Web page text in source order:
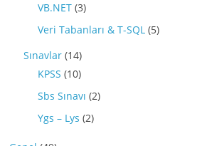
VB.NET (3)
Veri Tabanları & T-SQL (5)
Sınavlar (14)
KPSS (10)
Sbs Sınavı (2)
Ygs – Lys (2)